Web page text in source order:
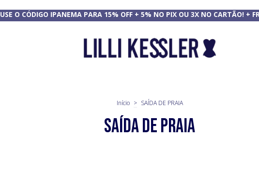
USE O CÓDIGO IPANEMA PARA 15% OFF + 5% NO PIX OU 3X NO CARTÃO! +
Início > SAÍDA DE PRAIA
SAÍDA DE PRAIA